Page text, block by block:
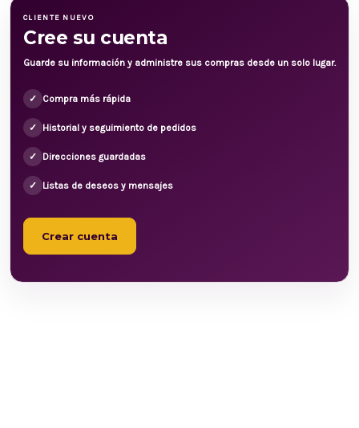
CLIENTE NUEVO
Cree su cuenta
Guarde su información y administre sus compras desde un solo lugar.
✓ Compra más rápida
✓ Historial y seguimiento de pedidos
✓ Direcciones guardadas
✓ Listas de deseos y mensajes
Crear cuenta